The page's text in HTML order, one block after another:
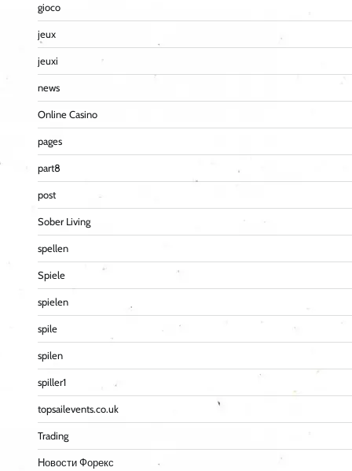
gioco
jeux
jeuxi
news
Online Casino
pages
part8
post
Sober Living
spellen
Spiele
spielen
spile
spilen
spiller1
topsailevents.co.uk
Trading
Новости Форекс